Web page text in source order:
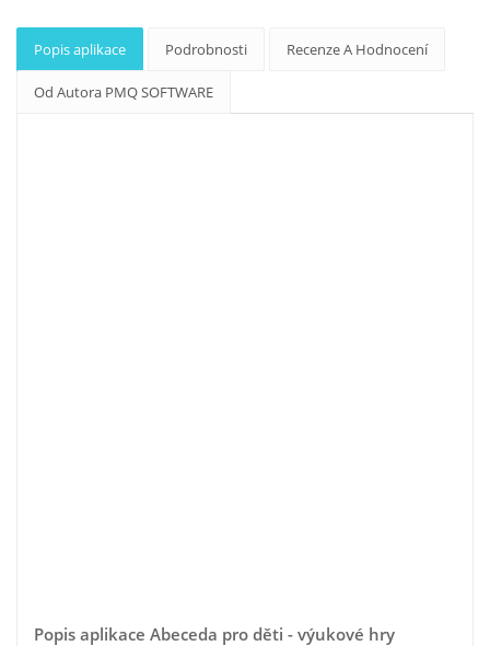
Popis aplikace Podrobnosti Recenze A Hodnocení
Od Autora PMQ SOFTWARE
Popis aplikace Abeceda pro děti - výukové hry